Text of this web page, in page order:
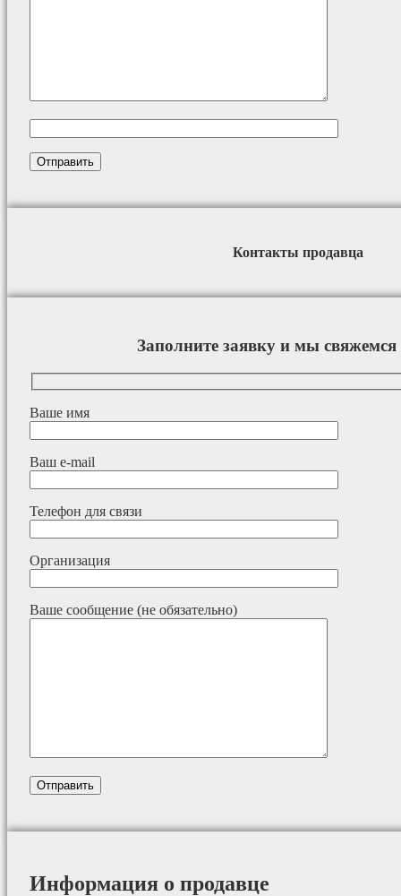
Контакты продавца
Заполните заявку и мы
Ваше имя
Ваш e-mail
Телефон для связи
Организация
Ваше сообщение (не обязательно)
Информация о продавце